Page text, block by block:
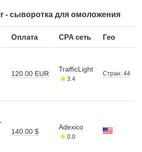
- сыворотка для омоложения
Оплата CPA сеть Гео
120.00 EUR
TrafficLight
3.4
Стран: 44
140.00 $
Adexico
0.0